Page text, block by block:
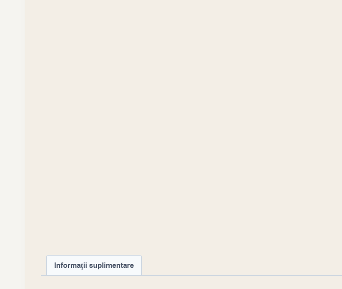
Informații suplimentare